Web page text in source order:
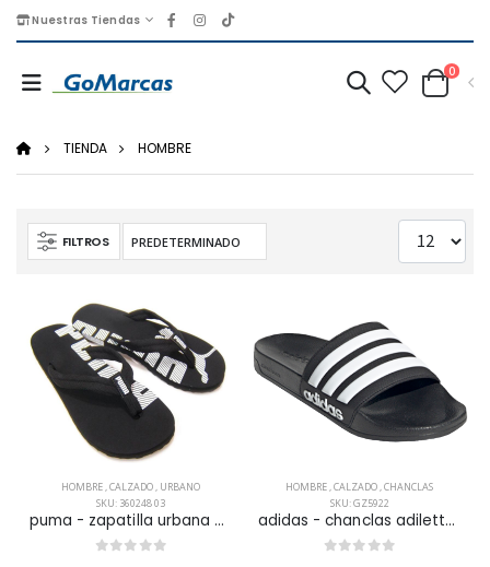
Nuestras Tiendas
0
TIENDA HOMBRE
FILTROS
HOMBRE,CALZADO, URBANO
SKU: 360248 03
puma - zapatilla urbana epic flip v2 para hombre
HOMBRE,CALZADO,CHANCLAS
SKU: GZ5922
adidas - chanclas adilette shower para hombre